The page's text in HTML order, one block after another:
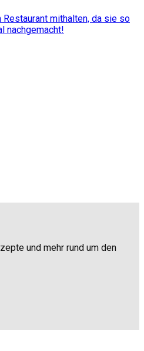
mithalten, da sie so
nachgemacht!
und mehr rund um den